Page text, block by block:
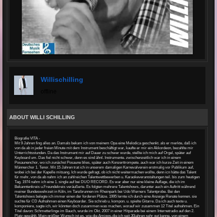
Willischilling
ABOUT WILLI SCHILLING
Biografie VITA -
Mit 9 Jahren fing alles an. Damals bekam ich von meinem Opa eine Melodica geschenkt. als er merkte, daß ich
von da ab in jeder freien Minute mit dem Instrument beschäftigt war, kaufte er mir ein Akkordeon, bezahlte mir
Unterrichtsstunden. Da das Instrument mir auf Dauer zu schwer wurde, stellte ich mich auf Orgel, später auf
Keyboard um. Das fiel nicht schwer, denn es sind ähnl. Instrumente. zwischenzeitlich war ich in einem
Posaunenchor, wo ich zunächst Posaune blies, später auch Konzerttrompete. auch war ich kurze Zeit in einem
Männerchor 1. Tenor. Mit 15 Jahren trat ich in unserem damaligen Karnevalverein erstmalig vor Publikum auf,
wobei ich bei der Kapelle mitsang. Ich wurde gefragt, ob ich nicht weitermachen wollte, denn icn hätte das Talent
für mehr, von da ab nahm ich an zahlreichen Talentwettbewerben u. Karaokeveranstaltungen teil. bis zum heutigen
Tag. 1974 nahm ich eine 1. single auf bei DUO RECORD. Es war aber nur eine kleine Auflage, die ich im
Bekanntenkreis u.Freundekreis veräußerte. Es folgten mehrere Talentshows, darunter auch ein Auftritt während
meiner Bundeswehrzeit in Köln, im Tanzbrunnen im Rheinpark bei Udo Werners Talentprobe. Bei den
Talentshows belegte ich immer einen der forderen Plätze. 1995 lernte ich durch eine Anzeige Renate kennen. sie
suchte für CD Aufnahmen einen Keyboarder. Sie schrieb u. kompon. u. spielte Gitarre. Da ich auch texte u.
komponiere, sagte ich, wir könnten doch zusammen was machen, worauf wir zusammen 12 Titel aufnahmen. Ein
Titel davon: Schmetterlinge im Bauch, wurde im Okt. 2007 in einer Hitparade bei einem Internetradio auf den 2.
Platz gewählt. Mein größter Wunsch ist es, wie die Amigos-die ich seit 30jahren sehr gut kenne, von einem